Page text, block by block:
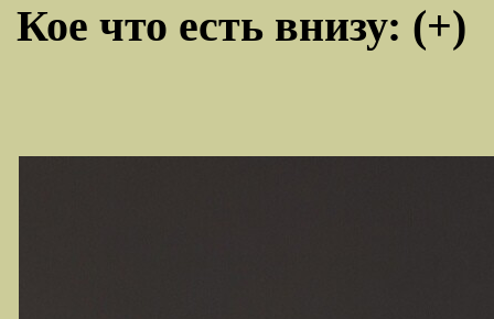
Кое что есть внизу: (+)